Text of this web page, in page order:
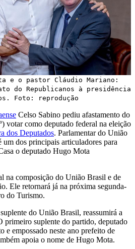
e o pastor Cláudio Mariano:
do Republicanos à presidência
Foto: reprodução
Celso Sabino pediu afastamento do
votar como deputado federal na eleição
dos Deputados. Parlamentar do União
dos principais articuladores para
o deputado Hugo Mota
na composição do União Brasil e de
Ele retornará já na próxima segunda-
do Turismo.
do União Brasil, reassumirá a
primeiro suplente do partido, deputado
empossado neste ano prefeito de
apoia o nome de Hugo Mota.